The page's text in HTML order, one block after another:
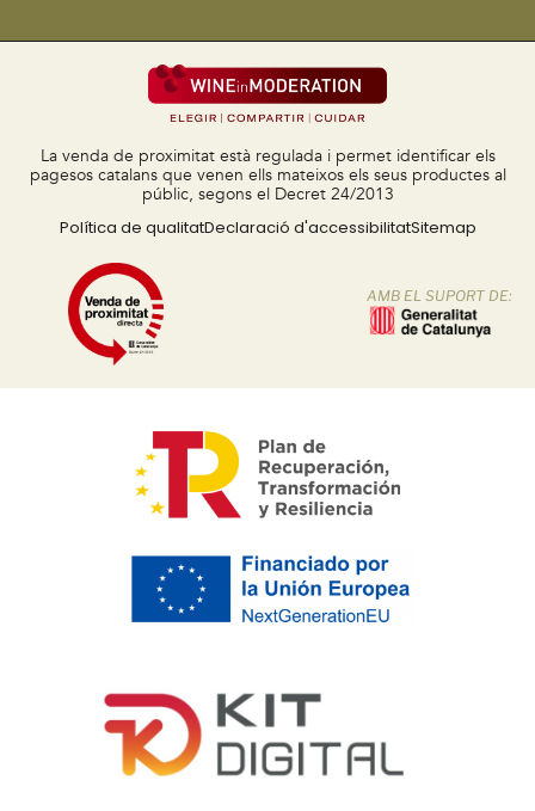
La venda de proximitat està regulada i permet identificar els
pagesos catalans que venen ells mateixos els seus productes al
públic, segons el Decret 24/2013
Política de qualitatDeclaració d'accessibilitatSitemap
AMB EL SUPORT DE: